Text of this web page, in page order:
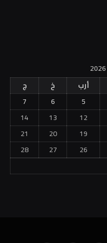
أرب خ
ج
5
6
7
12
13
14
19
20
21
26
27
28